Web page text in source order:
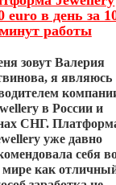
euro в день за
минут работы
зовут Валерия
я являюсь
в России и
СНГ.
уже давно
себя
мире как